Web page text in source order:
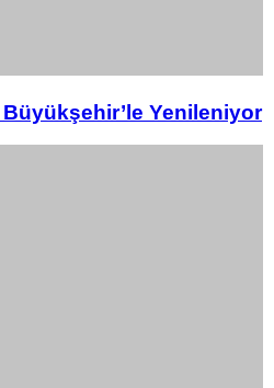
Büyükşehir’le Yenileniyor